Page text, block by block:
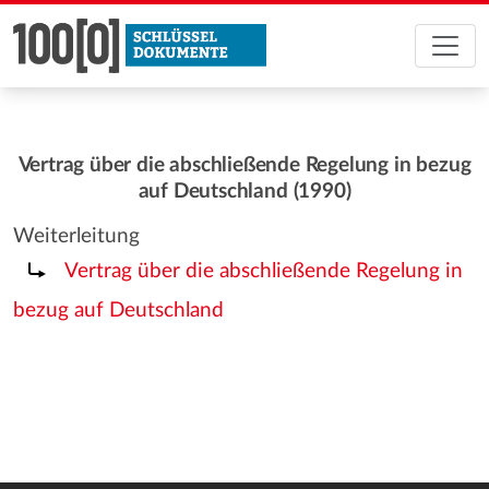
Vertrag über die abschließende Regelung in bezug
auf Deutschland (1990)
Weiterleitung
Weiterleitung nach:
Vertrag über die abschließende Regelung in
bezug auf Deutschland